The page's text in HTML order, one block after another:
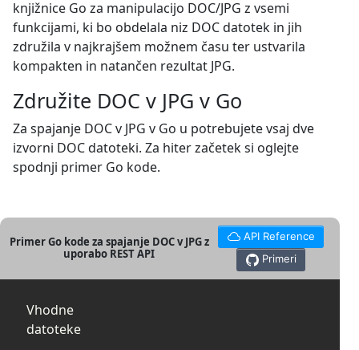
knjižnice Go za manipulacijo DOC/JPG z vsemi
funkcijami, ki bo obdelala niz DOC datotek in jih
združila v najkrajšem možnem času ter ustvarila
kompakten in natančen rezultat JPG.
Združite DOC v JPG v Go
Za spajanje DOC v JPG v Go u potrebujete vsaj dve
izvorni DOC datoteki. Za hiter začetek si oglejte
spodnji primer Go kode.
Primer Go kode za spajanje DOC v JPG z
uporabo REST API
API Reference
Primeri
Vhodne
datoteke